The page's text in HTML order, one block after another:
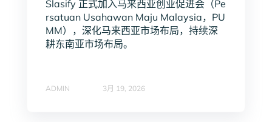
Slasify 正式加入马来西亚创业促进会（Pe
rsatuan Usahawan Maju Malaysia，PU
MM），深化马来西亚市场布局，持续深
耕东南亚市场布局。
ADMIN 3月 19, 2026